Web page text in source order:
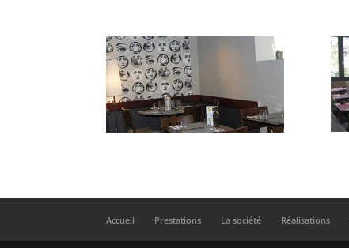
Accueil Prestations La société Réalisations